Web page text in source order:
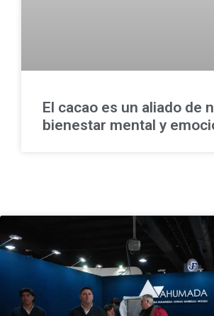
El cacao es un aliado de
bienestar mental y